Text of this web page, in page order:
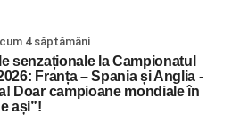
4 săptămâni
senzaționale la Campionatul
Franța – Spania și Anglia -
Doar campioane mondiale în
ași”!